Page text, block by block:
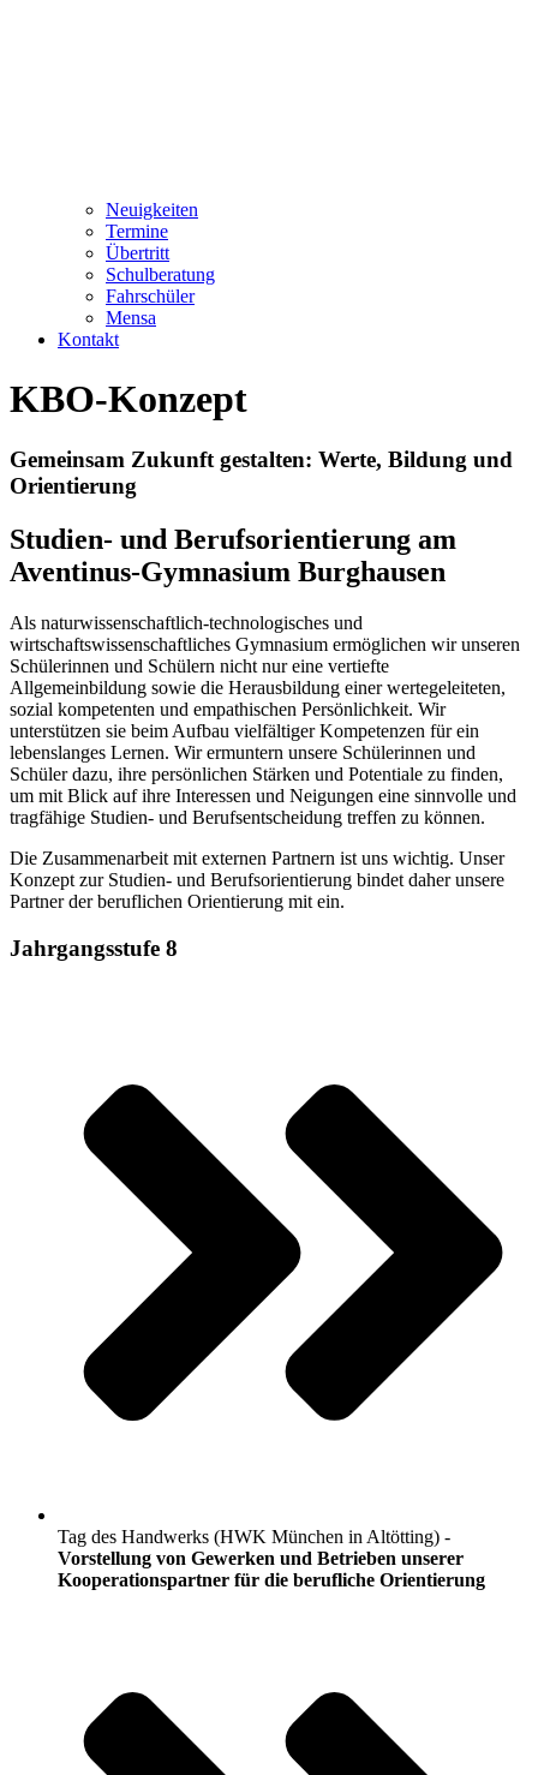
Neuigkeiten
Termine
Übertritt
Schulberatung
Fahrschüler
Mensa
Kontakt
KBO-Konzept
Gemeinsam Zukunft gestalten: Werte, Bildung und
Orientierung
Studien- und Berufsorientierung am
Aventinus-Gymnasium Burghausen
Als naturwissenschaftlich-technologisches und
wirtschaftswissenschaftliches Gymnasium ermöglichen wir unseren
Schülerinnen und Schülern nicht nur eine vertiefte
Allgemeinbildung sowie die Herausbildung einer wertegeleiteten,
sozial kompetenten und empathischen Persönlichkeit. Wir
unterstützen sie beim Aufbau vielfältiger Kompetenzen für ein
lebenslanges Lernen. Wir ermuntern unsere Schülerinnen und
Schüler dazu, ihre persönlichen Stärken und Potentiale zu finden,
um mit Blick auf ihre Interessen und Neigungen eine sinnvolle und
tragfähige Studien- und Berufsentscheidung treffen zu können.
Die Zusammenarbeit mit externen Partnern ist uns wichtig. Unser
Konzept zur Studien- und Berufsorientierung bindet daher unsere
Partner der beruflichen Orientierung mit ein.
Jahrgangsstufe 8
Tag des Handwerks (HWK München in Altötting) -
Vorstellung von Gewerken und Betrieben unserer
Kooperationspartner für die berufliche Orientierung